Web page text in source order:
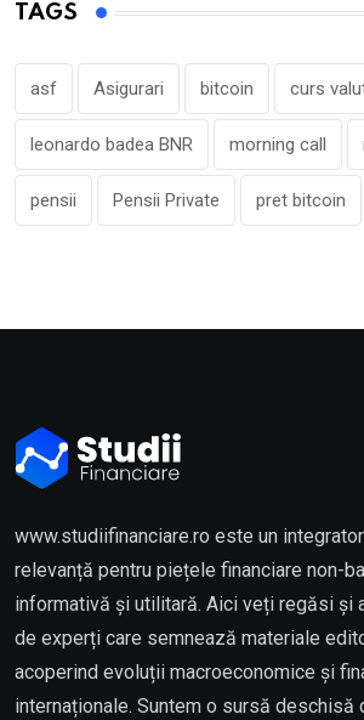
TAGS
asf Asigurari bitcoin curs
leonardo badea BNR morning call
pensii Pensii Private pret bitcoin
www.studiifinanciare.ro este un
relevanță pentru piețele financiare non-
informativă și utilitară. Aici veți regăsi și
de experți care semnează materiale
acoperind evoluții macroeconomice și
internaționale. Suntem o sursă deschisă